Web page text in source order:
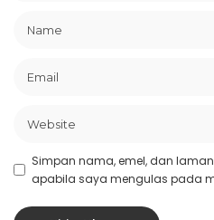
Simpan nama, emel, dan
apabila saya mengulas pada